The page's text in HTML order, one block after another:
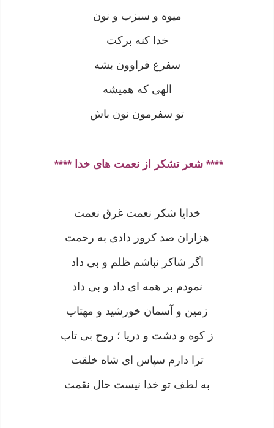
میوه و سبزب و نون
خدا کنه برکت
سفرع فراوون بشه
الهی که همیشه
تو سفرمون نون باش
**** شعر تشکر از نعمت های خدا ****
خدایا شکر نعمت غرق نعمت
هزاران صد کرور دادی به رحمت
اگر شاکر نباشم ظلم و بی داد
نمودم بر همه ای داد و بی داد
زمین و آسمان خورشید و مهتاب
ز کوه و دشت و دریا ؛ روح بی تاب
ترا دارم سپاس ای شاه خلقت
به لطف تو خدا نیست حال نقمت